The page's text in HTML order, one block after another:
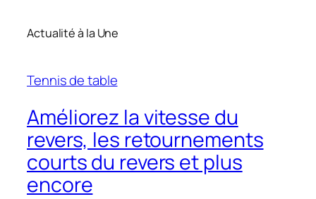
Actualité à la Une
Tennis de table
Améliorez la vitesse du
revers, les retournements
courts du revers et plus
encore